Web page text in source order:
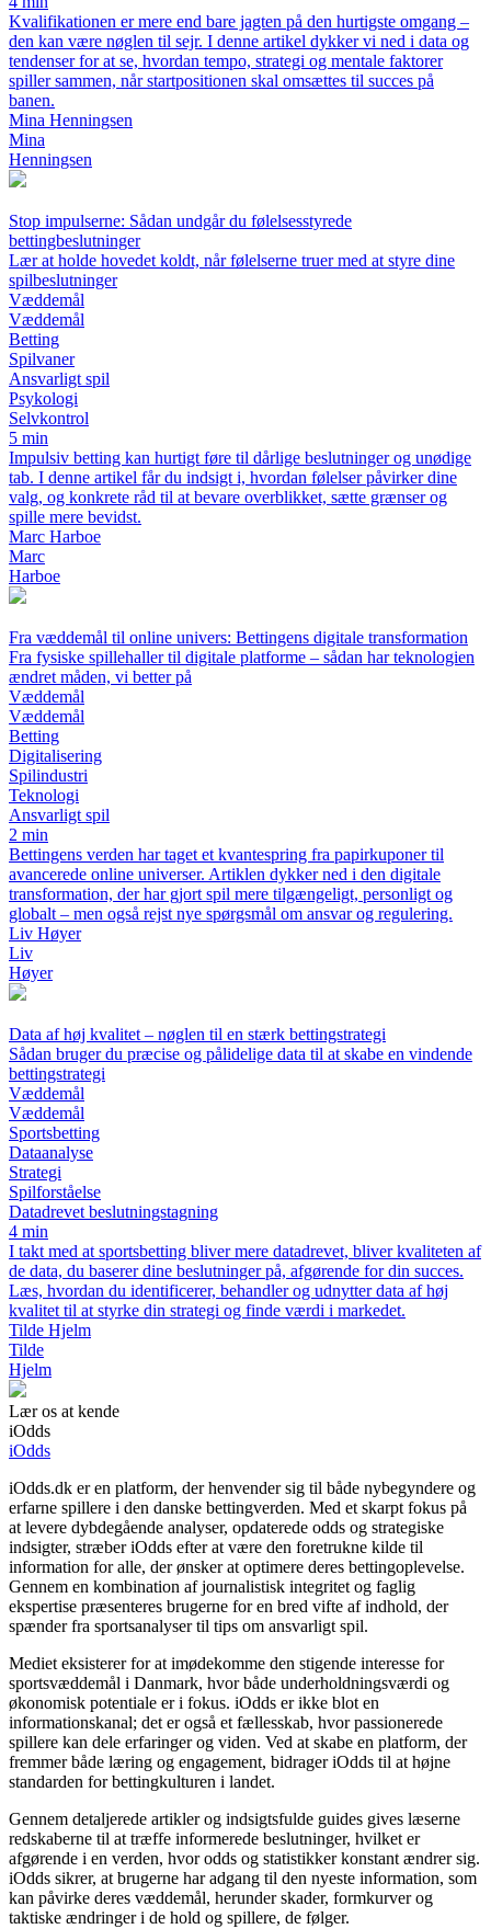
Kvalifikationen er mere end bare jagten på den hurtigste omgang –
den kan være nøglen til sejr. I denne artikel dykker vi ned i data og
tendenser for at se, hvordan tempo, strategi og mentale faktorer
spiller sammen, når startpositionen skal omsættes til succes på
banen.
Mina Henningsen
Mina
Henningsen
Stop impulserne: Sådan undgår du følelsesstyrede
bettingbeslutninger
Lær at holde hovedet koldt, når følelserne truer med at styre dine
spilbeslutninger
Væddemål
Væddemål
Betting
Spilvaner
Ansvarligt spil
Psykologi
Selvkontrol
5 min
Impulsiv betting kan hurtigt føre til dårlige beslutninger og unødige
tab. I denne artikel får du indsigt i, hvordan følelser påvirker dine
valg, og konkrete råd til at bevare overblikket, sætte grænser og
spille mere bevidst.
Marc Harboe
Marc
Harboe
Fra væddemål til online univers: Bettingens digitale transformation
Fra fysiske spillehaller til digitale platforme – sådan har teknologien
ændret måden, vi better på
Væddemål
Væddemål
Betting
Digitalisering
Spilindustri
Teknologi
Ansvarligt spil
2 min
Bettingens verden har taget et kvantespring fra papirkuponer til
avancerede online universer. Artiklen dykker ned i den digitale
transformation, der har gjort spil mere tilgængeligt, personligt og
globalt – men også rejst nye spørgsmål om ansvar og regulering.
Liv Høyer
Liv
Høyer
Data af høj kvalitet – nøglen til en stærk bettingstrategi
Sådan bruger du præcise og pålidelige data til at skabe en vindende
bettingstrategi
Væddemål
Væddemål
Sportsbetting
Dataanalyse
Strategi
Spilforståelse
Datadrevet beslutningstagning
4 min
I takt med at sportsbetting bliver mere datadrevet, bliver kvaliteten af
de data, du baserer dine beslutninger på, afgørende for din succes.
Læs, hvordan du identificerer, behandler og udnytter data af høj
kvalitet til at styrke din strategi og finde værdi i markedet.
Tilde Hjelm
Tilde
Hjelm
Lær os at kende
iOdds
iOdds
iOdds.dk er en platform, der henvender sig til både nybegyndere og
erfarne spillere i den danske bettingverden. Med et skarpt fokus på
at levere dybdegående analyser, opdaterede odds og strategiske
indsigter, stræber iOdds efter at være den foretrukne kilde til
information for alle, der ønsker at optimere deres bettingoplevelse.
Gennem en kombination af journalistisk integritet og faglig
ekspertise præsenteres brugerne for en bred vifte af indhold, der
spænder fra sportsanalyser til tips om ansvarligt spil.
Mediet eksisterer for at imødekomme den stigende interesse for
sportsvæddemål i Danmark, hvor både underholdningsværdi og
økonomisk potentiale er i fokus. iOdds er ikke blot en
informationskanal; det er også et fællesskab, hvor passionerede
spillere kan dele erfaringer og viden. Ved at skabe en platform, der
fremmer både læring og engagement, bidrager iOdds til at højne
standarden for bettingkulturen i landet.
Gennem detaljerede artikler og indsigtsfulde guides gives læserne
redskaberne til at træffe informerede beslutninger, hvilket er
afgørende i en verden, hvor odds og statistikker konstant ændrer sig.
iOdds sikrer, at brugerne har adgang til den nyeste information, som
kan påvirke deres væddemål, herunder skader, formkurver og
taktiske ændringer i de hold og spillere, de følger.